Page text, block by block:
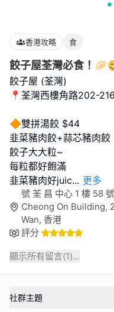
香港攻略 食
餃子屋荃灣必食！
餃子屋 (荃灣)
📍荃灣西樓角路202-
🔶雙拼湯餃 $44
韭菜豬肉餃+蒜芯豬肉餃
餃子大大粒~
每粒都好飽滿
韭菜豬肉好juic... 更多
號 荃 昌 中心 1 樓 58
Cheong On Building,
Wan, 香港
評分
顯示所有留言(1)...
社群主題